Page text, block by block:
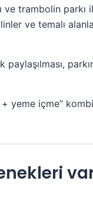
trambolin
ve temalı
paylaşılması,
+ yeme içme”